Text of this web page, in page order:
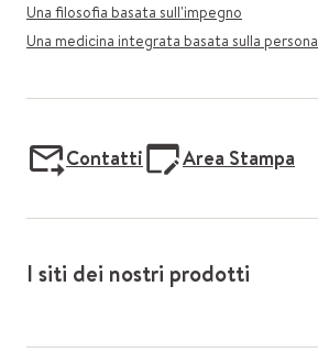
Una filosofia basata sull'impegno
Una medicina integrata basata sulla persona
Contatti Area Stampa
I siti dei nostri prodotti